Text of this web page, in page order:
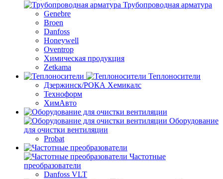
Трубопроводная арматура
Genebre
Broen
Danfoss
Honeywell
Oventrop
Химическая продукция
Zetkama
Теплоносители
Дзержинск/РОКА Хемикалс
Техноформ
ХимАвто
Оборудование
для очистки вентиляции
Probat
Частотные
преобразователи
Danfoss VLT